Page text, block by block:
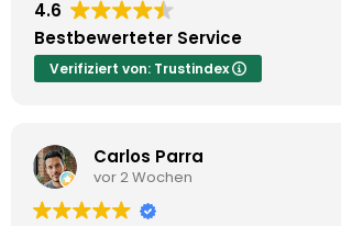
4.6
Bestbewerteter Service
Verifiziert von: Trustindex
Carlos Parra
vor 2 Wochen